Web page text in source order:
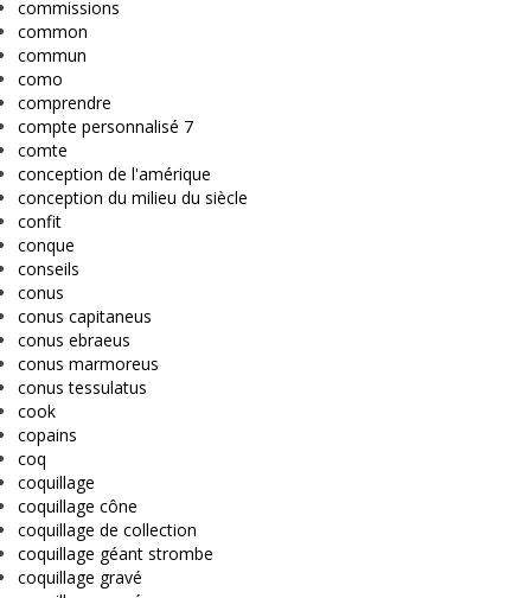
commissions
common
commun
como
comprendre
compte personnalisé 7
comte
conception de l'amérique
conception du milieu du siècle
confit
conque
conseils
conus
conus capitaneus
conus ebraeus
conus marmoreus
conus tessulatus
cook
copains
coq
coquillage
coquillage cône
coquillage de collection
coquillage géant strombe
coquillage gravé